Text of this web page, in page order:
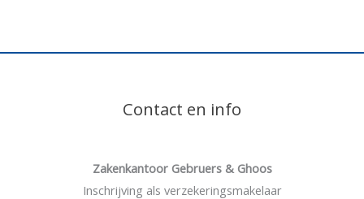
Contact en info
Zakenkantoor Gebruers & Ghoos
Inschrijving als verzekeringsmakelaar